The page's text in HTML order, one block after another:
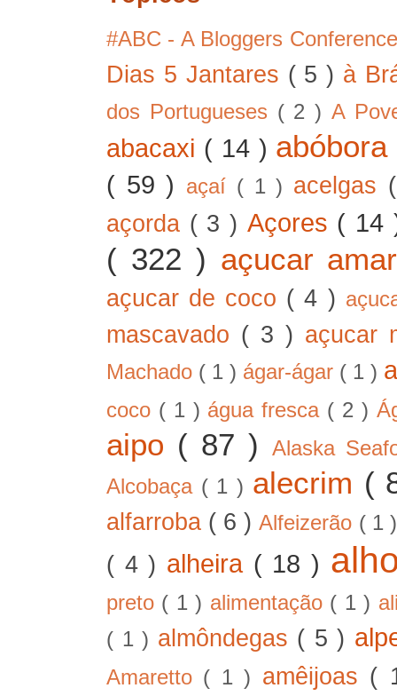
#ABC - A Bloggers
Dias 5 Jantares ( 5 ) à
dos Portugueses ( 2 )A
abacaxi ( 14 )
( 59 ) açaí ( 1 ) acelgas
açorda ( 3 ) Açores (
( 322 ) açucar
açucar de coco ( 4 )
mascavado ( 3 ) açucar
Machado ( 1 ) ágar-ágar ( 1 )
coco ( 1 ) água fresca ( 2 )
aipo ( 87 )
Alaska
Alcobaça ( 1 ) alecrim (
alfarroba ( 6 )Alfeizerão ( 1
( 4 ) alheira ( 18 )
preto ( 1 ) alimentação ( 1 )
( 1 ) almôndegas ( 5 )
Amaretto ( 1 ) amêijoas (